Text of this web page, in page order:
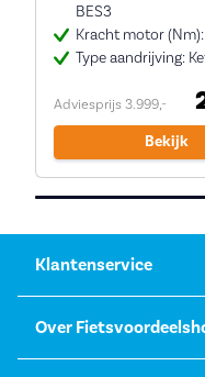
BES3
Kracht motor
Type aandrijving:
Adviesprijs 3.999,-
Bekijk
Klantenservice
Over